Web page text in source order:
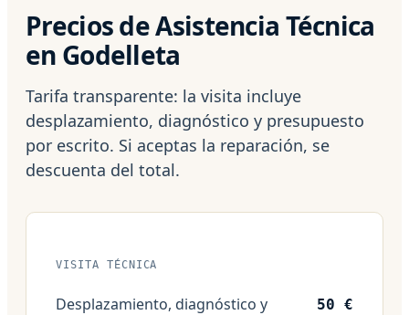
Precios de Asistencia Técnica
en Godelleta
Tarifa transparente: la visita incluye
desplazamiento, diagnóstico y presupuesto
por escrito. Si aceptas la reparación, se
descuenta del total.
VISITA TÉCNICA
Desplazamiento, diagnóstico y
50 €